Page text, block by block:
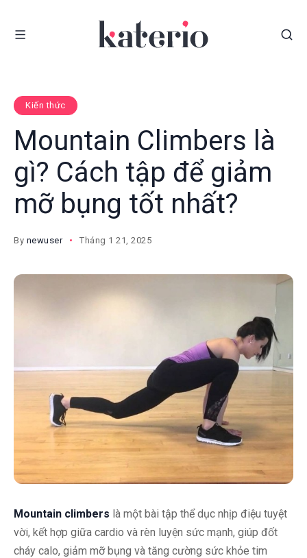
Kiến thức
Mountain Climbers là
gì? Cách tập để giảm
mỡ bụng tốt nhất?
By newuser Tháng 1 21, 2025
Mountain climbers là một bài tập thể dục nhịp điệu tuyệt
vời, kết hợp giữa cardio và rèn luyện sức mạnh, giúp đốt
cháy calo, giảm mỡ bụng và tăng cường sức khỏe tim